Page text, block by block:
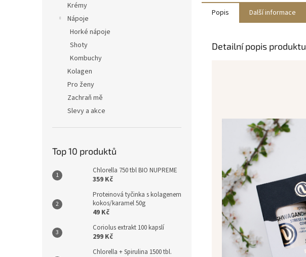
Krémy
Nápoje
Horké nápoje
Shoty
Kombuchy
Kolagen
Pro ženy
Zachraň mě
Slevy a akce
Top 10 produktů
Chlorella 750 tbl BIO NUPREME
359 Kč
Proteinová tyčinka s kolagenem
kokos/karamel 50g
49 Kč
Coriolus extrakt 100 kapslí
299 Kč
Chlorella + Spirulina 1500 tbl.
Popis Další informace
Detailní popis produktu